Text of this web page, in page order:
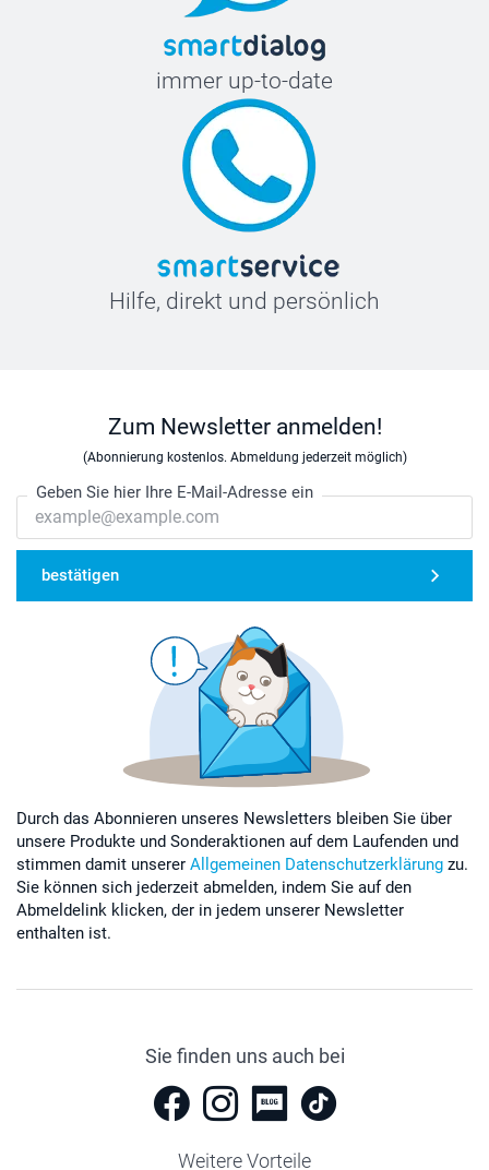
immer up-to-date
Hilfe, direkt und persönlich
Zum Newsletter anmelden!
(Abonnierung kostenlos. Abmeldung jederzeit möglich)
Geben Sie hier Ihre E-Mail-Adresse ein
bestätigen
Durch das Abonnieren unseres Newsletters bleiben Sie über
unsere Produkte und Sonderaktionen auf dem Laufenden und
stimmen damit unserer Allgemeinen Datenschutzerklärung zu.
Sie können sich jederzeit abmelden, indem Sie auf den
Abmeldelink klicken, der in jedem unserer Newsletter
enthalten ist.
Sie finden uns auch bei
Weitere Vorteile